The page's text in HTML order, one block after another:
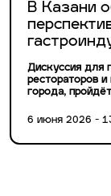
В Казани
Дискуссия для
рестораторов и
города,
6 июня 2026 -